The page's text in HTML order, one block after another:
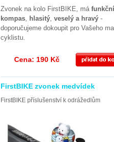
Zvonek na kolo FirstBIKE, má funkční
kompas, hlasitý, veselý a hravý -
doporučujeme dokoupit pro Vašeho
cyklistu.
Cena: 190 Kč
FirstBIKE zvonek medvídek
FirstBIKE příslušenství k odrážedlům